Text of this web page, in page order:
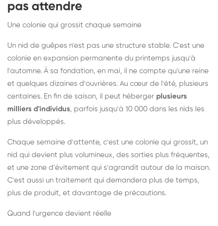
pas attendre
Une colonie qui grossit chaque semaine
Un nid de guêpes n'est pas une structure stable. C'est une
colonie en expansion permanente du printemps jusqu'à
l'automne. À sa fondation, en mai, il ne compte qu'une reine
et quelques dizaines d'ouvrières. Au cœur de l'été, plusieurs
centaines. En fin de saison, il peut héberger plusieurs
milliers d'individus, parfois jusqu'à 10 000 dans les nids les
plus développés.
Chaque semaine d'attente, c'est une colonie qui grossit, un
nid qui devient plus volumineux, des sorties plus fréquentes,
et une zone d'évitement qui s'agrandit autour de la maison.
C'est aussi un traitement qui demandera plus de temps,
plus de produit, et davantage de précautions.
Quand l'urgence devient réelle